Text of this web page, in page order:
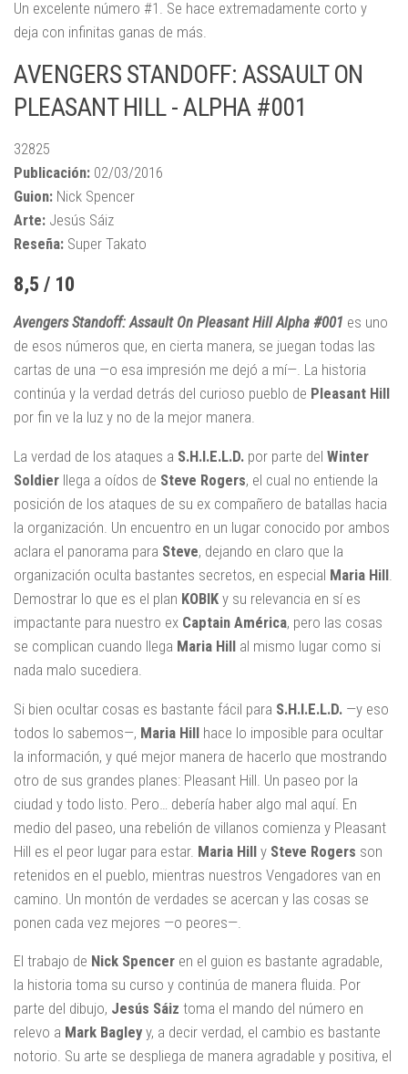
Un excelente número #1. Se hace extremadamente corto y
deja con infinitas ganas de más.
AVENGERS STANDOFF: ASSAULT ON
PLEASANT HILL - ALPHA #001
32825
Publicación: 02/03/2016
Guion: Nick Spencer
Arte: Jesús Sáiz
Reseña: Super Takato
8,5 / 10
Avengers Standoff: Assault On Pleasant Hill Alpha #001 es uno
de esos números que, en cierta manera, se juegan todas las
cartas de una —o esa impresión me dejó a mí—. La historia
continúa y la verdad detrás del curioso pueblo de Pleasant Hill
por fin ve la luz y no de la mejor manera.
La verdad de los ataques a S.H.I.E.L.D. por parte del Winter
Soldier llega a oídos de Steve Rogers, el cual no entiende la
posición de los ataques de su ex compañero de batallas hacia
la organización. Un encuentro en un lugar conocido por ambos
aclara el panorama para Steve, dejando en claro que la
organización oculta bastantes secretos, en especial Maria Hill
Demostrar lo que es el plan KOBIK y su relevancia en sí es
impactante para nuestro ex Captain América, pero las cosas
se complican cuando llega Maria Hill al mismo lugar como si
nada malo sucediera.
Si bien ocultar cosas es bastante fácil para S.H.I.E.L.D. —y eso
todos lo sabemos—, Maria Hill hace lo imposible para ocultar
la información, y qué mejor manera de hacerlo que mostrando
otro de sus grandes planes: Pleasant Hill. Un paseo por la
ciudad y todo listo. Pero… debería haber algo mal aquí. En
medio del paseo, una rebelión de villanos comienza y Pleasant
Hill es el peor lugar para estar. Maria Hill y Steve Rogers son
retenidos en el pueblo, mientras nuestros Vengadores van en
camino. Un montón de verdades se acercan y las cosas se
ponen cada vez mejores —o peores—.
El trabajo de Nick Spencer en el guion es bastante agradable,
la historia toma su curso y continúa de manera fluida. Por
parte del dibujo, Jesús Sáiz toma el mando del número en
relevo a Mark Bagley y, a decir verdad, el cambio es bastante
notorio. Su arte se despliega de manera agradable y positiva, el